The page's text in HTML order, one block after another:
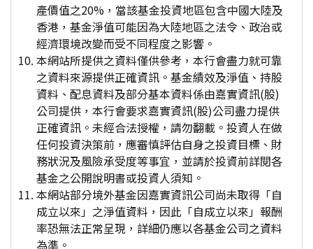
產價值之20%，當該基金投資地區包含中國大陸及
香港，基金淨值可能因為大陸地區之法令、政治或
經濟環境改變而受不同程度之影響。
本網站所提供之資料僅供參考，本行會盡力就可靠
之資料來源提供正確資訊。基金績效及淨值、持股
資料、配息資料及部分基本資料係由嘉實資訊(股)
公司提供，本行會要求嘉實資訊(股)公司盡力提供
正確資訊。未經合法授權，請勿翻載。投資人在做
任何投資決策前，應審慎評估自身之投資目標、財
務狀況及風險承受度等事宜，並請於投資前詳閱各
基金之公開說明書或投資人須知。
本網站部分境外基金因嘉實資訊公司尚未取得「自
成立以來」之淨值資料，因此「自成立以來」報酬
率恐無法正常呈現，詳細仍應以各基金公司之資料
為準。